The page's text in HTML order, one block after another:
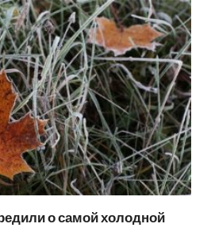
о самой холодной